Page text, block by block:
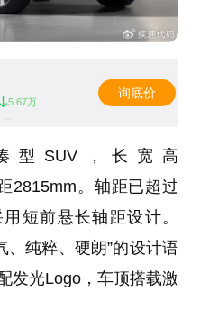
5.67万
询底价
型SUV，长宽高
2815mm。轴距已超过
用短前悬长轴距设计。
、纯粹、硬朗”的设计语
发光Logo，车顶搭载激